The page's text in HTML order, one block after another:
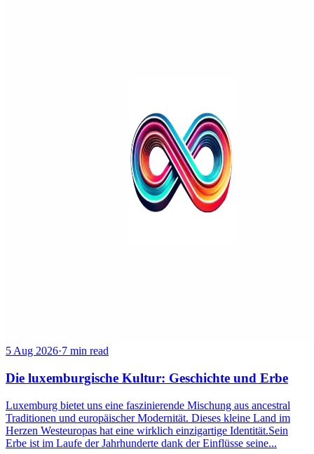
5 Aug 2026·7 min read
Die luxemburgische Kultur: Geschichte und Erbe
Luxemburg bietet uns eine faszinierende Mischung aus ancestral
Traditionen und europäischer Modernität. Dieses kleine Land im
Herzen Westeuropas hat eine wirklich einzigartige Identität.Sein
Erbe ist im Laufe der Jahrhunderte dank der Einflüsse seine...